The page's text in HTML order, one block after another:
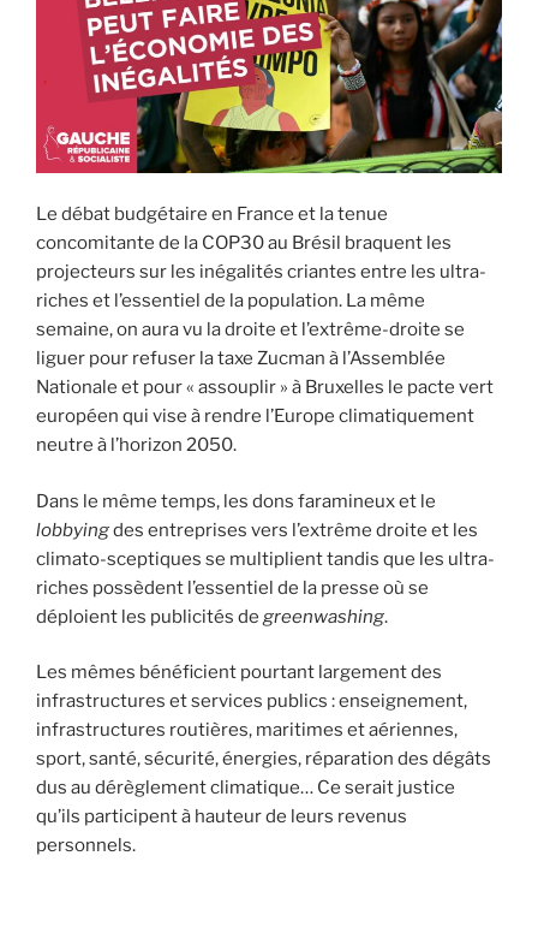
Le débat budgétaire en France et la tenue
concomitante de la COP30 au Brésil braquent les
projecteurs sur les inégalités criantes entre les ultra-
riches et l’essentiel de la population. La même
semaine, on aura vu la droite et l’extrême-droite se
liguer pour refuser la taxe Zucman à l’Assemblée
Nationale et pour « assouplir » à Bruxelles le pacte vert
européen qui vise à rendre l’Europe climatiquement
neutre à l’horizon 2050.
Dans le même temps, les dons faramineux et le
lobbyingdes entreprises vers l’extrême droite et les
climato-sceptiques se multiplient tandis que les ultra-
riches possèdent l’essentiel de la presse où se
déploient les publicités de greenwashing.
Les mêmes bénéficient pourtant largement des
infrastructures et services publics : enseignement,
infrastructures routières, maritimes et aériennes,
sport, santé, sécurité, énergies, réparation des dégâts
dus au dérèglement climatique… Ce serait justice
qu’ils participent à hauteur de leurs revenus
personnels.